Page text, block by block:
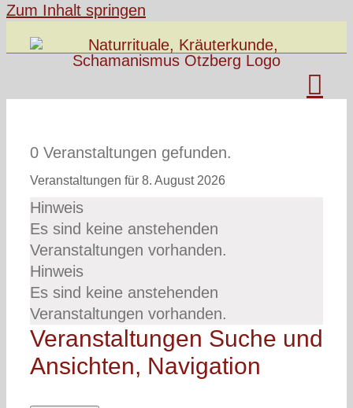
Zum Inhalt springen
0 Veranstaltungen gefunden.
Veranstaltungen für 8. August 2026
Hinweis
Es sind keine anstehenden
Veranstaltungen vorhanden.
Hinweis
Es sind keine anstehenden
Veranstaltungen vorhanden.
Veranstaltungen Suche und
Ansichten, Navigation